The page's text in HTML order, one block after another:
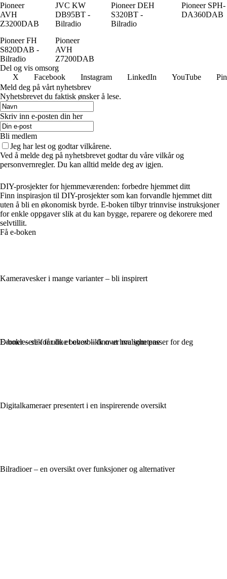
Pioneer
AVH
Z3200DAB
JVC KW
DB95BT -
Bilradio
Pioneer DEH
S320BT -
Bilradio
Pioneer SPH-
DA360DAB
Pioneer FH
S820DAB -
Bilradio
Pioneer
AVH
Z7200DAB
Del og vis omsorg
X
Facebook Instagram LinkedIn YouTube
Meld deg på vårt nyhetsbrev
Nyhetsbrevet du faktisk ønsker å lese.
Skriv inn e-posten din her
Bli medlem
Jeg har lest og godtar vilkårene.
Ved å melde deg på nyhetsbrevet godtar du våre vilkår og
personvernregler. Du kan alltid melde deg av igjen.
DIY-prosjekter for hjemmeværenden: forbedre hjemmet ditt
Finn inspirasjon til DIY-prosjekter som kan forvandle hjemmet ditt
uten å bli en økonomisk byrde. E-boken tilbyr trinnvise instruksjoner
for enkle oppgaver slik at du kan bygge, reparere og dekorere med
selvtillit.
Få e-boken
Kameravesker i mange varianter – bli inspirert
Droner – slik får du et overblikk over mulighetene
Digitalkameraer presentert i en inspirerende oversikt
Bilradioer – en oversikt over funksjoner og alternativer
E-boklesere for ulike behov – finn ut hva som passer for deg